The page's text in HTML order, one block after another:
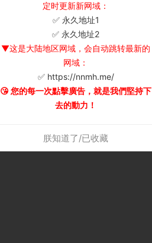
定时更新新网域：
✅ 永久地址1
✅ 永久地址2
▼这是大陆地区网域，会自动跳转最新的
网域：
✅ https://nnmh.me/
😘 您的每一次點擊廣告，就是我們堅持下
去的動力！
朕知道了/已收藏